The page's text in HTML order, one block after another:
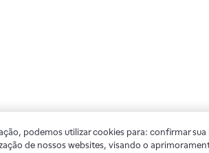
podemos utilizar cookies para: confirmar
de nossos websites, visando o